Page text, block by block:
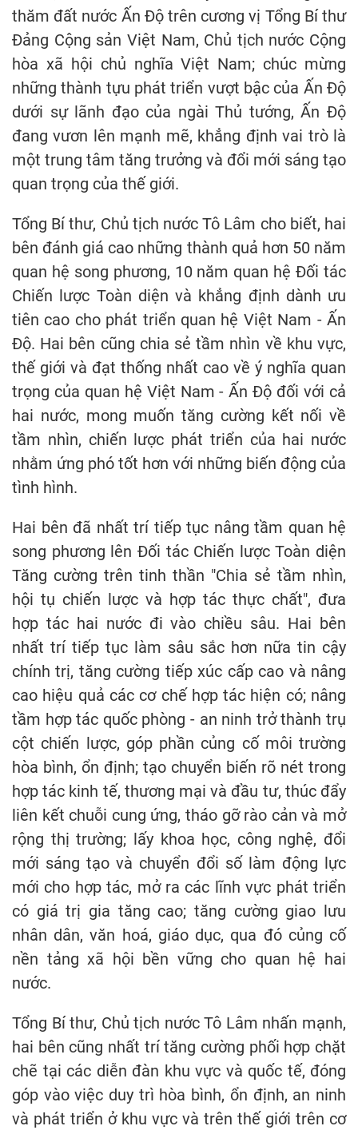
thăm đất nước Ấn Độ trên cương vị Tổng Bí thư
Đảng Cộng sản Việt Nam, Chủ tịch nước Cộng
hòa xã hội chủ nghĩa Việt Nam; chúc mừng
những thành tựu phát triển vượt bậc của Ấn Độ
dưới sự lãnh đạo của ngài Thủ tướng, Ấn Độ
đang vươn lên mạnh mẽ, khẳng định vai trò là
một trung tâm tăng trưởng và đổi mới sáng tạo
quan trọng của thế giới.
Tổng Bí thư, Chủ tịch nước Tô Lâm cho biết, hai
bên đánh giá cao những thành quả hơn 50 năm
quan hệ song phương, 10 năm quan hệ Đối tác
Chiến lược Toàn diện và khẳng định dành ưu
tiên cao cho phát triển quan hệ Việt Nam - Ấn
Độ. Hai bên cũng chia sẻ tầm nhìn về khu vực,
thế giới và đạt thống nhất cao về ý nghĩa quan
trọng của quan hệ Việt Nam - Ấn Độ đối với cả
hai nước, mong muốn tăng cường kết nối về
tầm nhìn, chiến lược phát triển của hai nước
nhằm ứng phó tốt hơn với những biến động của
tình hình.
Hai bên đã nhất trí tiếp tục nâng tầm quan hệ
song phương lên Đối tác Chiến lược Toàn diện
Tăng cường trên tinh thần "Chia sẻ tầm nhìn,
hội tụ chiến lược và hợp tác thực chất", đưa
hợp tác hai nước đi vào chiều sâu. Hai bên
nhất trí tiếp tục làm sâu sắc hơn nữa tin cậy
chính trị, tăng cường tiếp xúc cấp cao và nâng
cao hiệu quả các cơ chế hợp tác hiện có; nâng
tầm hợp tác quốc phòng - an ninh trở thành trụ
cột chiến lược, góp phần củng cố môi trường
hòa bình, ổn định; tạo chuyển biến rõ nét trong
hợp tác kinh tế, thương mại và đầu tư, thúc đẩy
liên kết chuỗi cung ứng, tháo gỡ rào cản và mở
rộng thị trường; lấy khoa học, công nghệ, đổi
mới sáng tạo và chuyển đổi số làm động lực
mới cho hợp tác, mở ra các lĩnh vực phát triển
có giá trị gia tăng cao; tăng cường giao lưu
nhân dân, văn hoá, giáo dục, qua đó củng cố
nền tảng xã hội bền vững cho quan hệ hai
nước.
Tổng Bí thư, Chủ tịch nước Tô Lâm nhấn mạnh,
hai bên cũng nhất trí tăng cường phối hợp chặt
chẽ tại các diễn đàn khu vực và quốc tế, đóng
góp vào việc duy trì hòa bình, ổn định, an ninh
và phát triển ở khu vực và trên thế giới trên cơ